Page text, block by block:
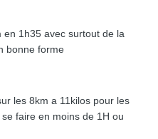
1h35 avec surtout de la
bonne forme
les 8km a 11kilos pour les
faire en moins de 1H ou